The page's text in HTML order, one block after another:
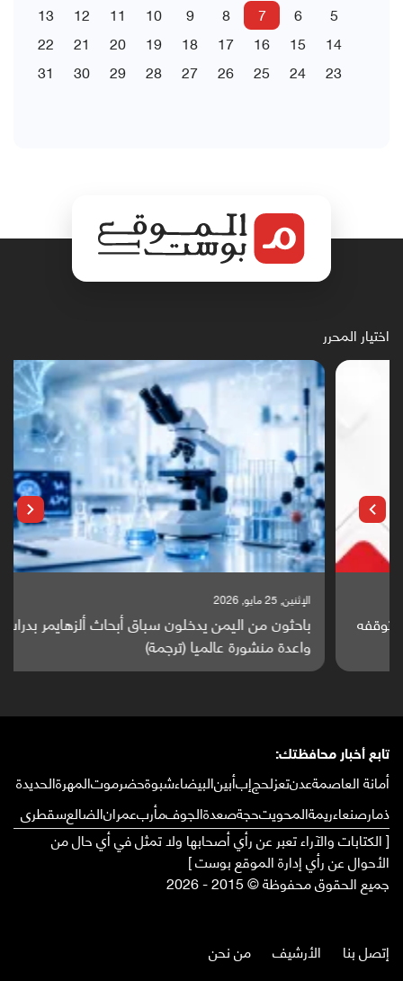
5
6
7
8
9
10
11
12
13
14
15
16
17
18
19
20
21
22
23
24
25
26
27
28
29
30
31
اختيار المحرر
باحثون من اليمن يدخلون سباق أبحاث ألزهايمر بدراسة
واعدة منشورة عالميا (ترجمة)
تابع أخبار محافظتك:
أمانة العاصمةعدنتعزلحجإبأبينالبيضاءشبوةحضرموتالمهرةالحديدة
ذمارصنعاءريمةالمحويتحجةصعدةالجوفمأربعمرانالضالعسقطرى
[ الكتابات والآراء تعبر عن رأي أصحابها ولا تمثل في أي حال من
الأحوال عن رأي إدارة الموقع بوست ]
جميع الحقوق محفوظة © 2015 - 2026
إتصل بنا الأرشيف من نحن